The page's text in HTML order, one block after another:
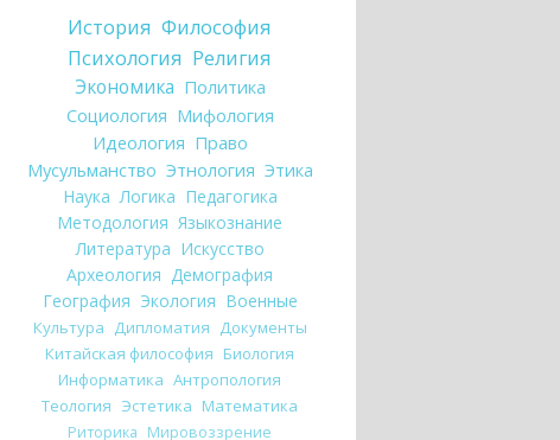
История Философия
Психология Религия
Экономика Политика
Социология Мифология
Идеология Право
Мусульманство Этнология Этика
Наука Логика Педагогика
Методология Языкознание
Литература Искусство
Археология Демография
География Экология Военные
Культура Дипломатия Документы
Китайская философия Биология
Информатика Антропология
Теология Эстетика Математика
Риторика Мировоззрение